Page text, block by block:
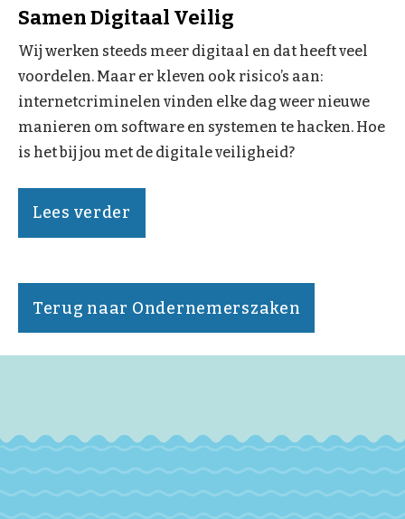
Samen Digitaal Veilig
Wij werken steeds meer digitaal en dat heeft veel
voordelen. Maar er kleven ook risico’s aan:
internetcriminelen vinden elke dag weer nieuwe
manieren om software en systemen te hacken. Hoe
is het bij jou met de digitale veiligheid?
Lees verder
Terug naar Ondernemerszaken